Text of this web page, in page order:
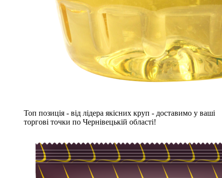
Топ позиція - від лідера якісних круп - доставимо у ваші
торгові точки по Чернівецькій області!